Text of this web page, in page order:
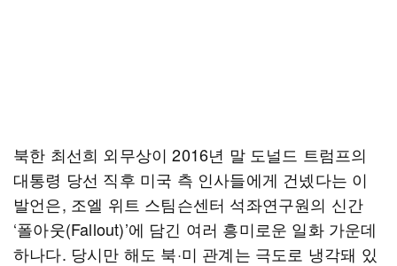
북한 최선희 외무상이 2016년 말 도널드 트럼프의
대통령 당선 직후 미국 측 인사들에게 건넸다는 이
발언은, 조엘 위트 스팀슨센터 석좌연구원의 신간
‘폴아웃(Fallout)’에 담긴 여러 흥미로운 일화 가운데
하나다. 당시만 해도 북·미 관계는 극도로 냉각돼 있